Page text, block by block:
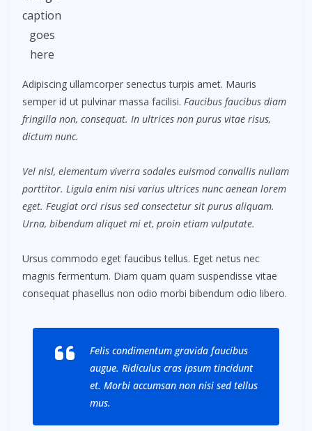
caption
goes
here
Adipiscing ullamcorper senectus turpis amet. Mauris
semper id ut pulvinar massa facilisi. Faucibus faucibus diam
fringilla non, consequat. In ultrices non purus vitae risus,
dictum nunc.
Vel nisl, elementum viverra sodales euismod convallis nullam
porttitor. Ligula enim nisi varius ultrices nunc aenean lorem
eget. Feugiat orci risus sed consectetur sit purus aliquam.
Urna, bibendum aliquet mi et, proin etiam vulputate.
Ursus commodo eget faucibus tellus. Eget netus nec
magnis fermentum. Diam quam quam suspendisse vitae
consequat phasellus non odio morbi bibendum odio libero.
Felis condimentum gravida faucibus
augue. Ridiculus cras ipsum tincidunt
et. Morbi accumsan non nisi sed tellus
mus.